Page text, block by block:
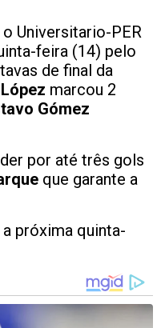
Universitario-PER
feira (14) pelo
de final da
marcou 2
Gómez
por até três gols
que garante a
próxima quinta-